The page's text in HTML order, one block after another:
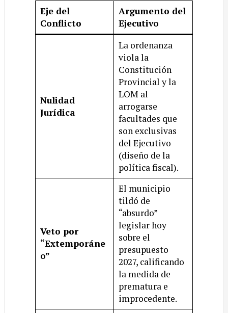
Eje del
Conflicto
Argumento del
Ejecutivo
Nulidad
Jurídica
La ordenanza
viola la
Constitución
Provincial y la
LOM al
arrogarse
facultades que
son exclusivas
del Ejecutivo
(diseño de la
política fiscal).
Veto por
“Extemporáne
o”
El municipio
tildó de
“absurdo”
legislar hoy
sobre el
presupuesto
2027, calificando
la medida de
prematura e
improcedente.